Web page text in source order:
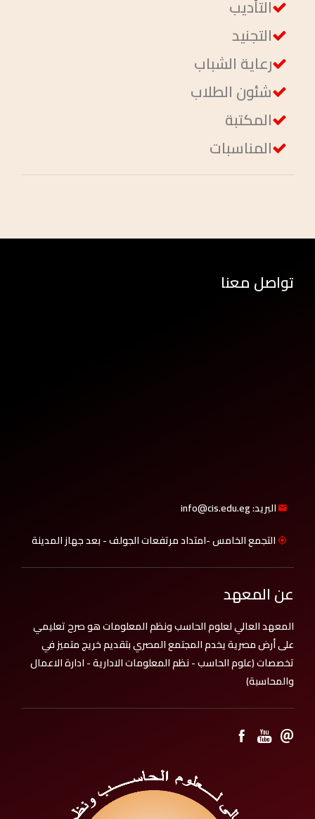
التأديب
التجنيد
رعاية الشباب
شئون الطلاب
المكتبة
المناسبات
تواصل معنا
البريد: info@cis.edu.eg
التجمع الخامس -امتداد مرتفعات الجولف - بعد جهاز المدينة
عن المعهد
المعهد العالي لعلوم الحاسب ونظم المعلومات هو صرح تعليمي
على أرض مصرية يخدم المجتمع المصري بتقديم خريج متميز في
تخصصات (علوم الحاسب - نظم المعلومات الادارية - ادارة الاعمال
والمحاسبة)